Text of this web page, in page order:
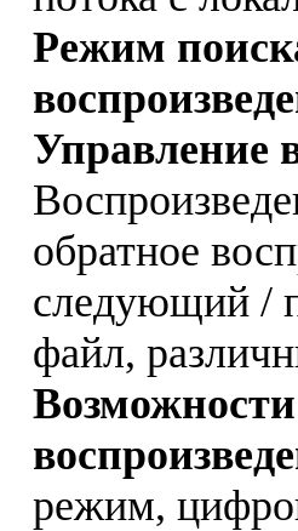
Режим
Управление
обратное
следующий /
файл,
режим,